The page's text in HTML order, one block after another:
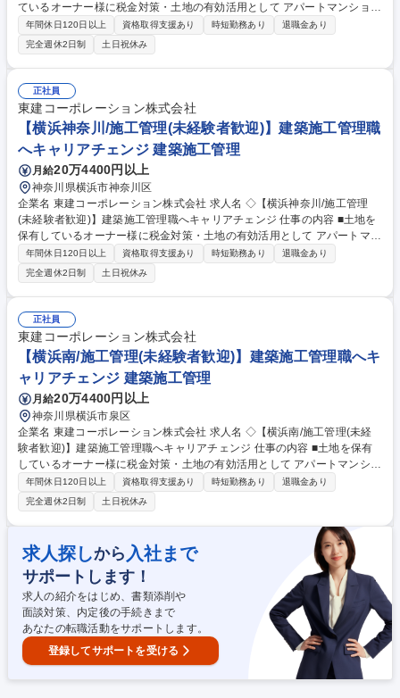
ているオーナー様に税金対策・土地の有効活用として アパートマンション
の提案を行う当社。自社物件の賃貸マンション/ アパート/貸店舗等におけ
る施工管理業務全般をお任せします。 ※未経験歓迎 【業務】■賃貸建物
（木造2×4、RCマンション）の建築工事において、元請けの立場として安
全・品質・工程等の現場管理を巡回管理にて実施していただきます（他社
JVは一切ありません）※一部物件により一現場常駐となります■ご経験・
スキルに応じて最適な建設プラン(配置計画)の作成業務および建設費用の
積算業務をご担当いただくこともあります■日々の業務でiPadを使用し施
工管理を支援する同社独自のシステムがあります 募集職種 ◇【湘南/施工
管理(未経験者歓迎)】建築施工管理職へキャリアチェンジ
年間休日120日以上 資格取得支援あり 時短勤務あり
退職金あり
完全週休2日制
土日祝休み
正社員
東建コーポレーション株式会社
【横浜神奈川/施工管理(未経験者歓迎)】建築施工管理職
へキャリアチェンジ 建築施工管理
月給20万4400円以上
神奈川県横浜市神奈川区
企業名 東建コーポレーション株式会社 求人名 ◇【横浜神奈川/施工管理
(未経験者歓迎)】建築施工管理職へキャリアチェンジ 仕事の内容 ■土地を
保有しているオーナー様に税金対策・土地の有効活用として アパートマン
ションの提案を行う当社。自社物件の賃貸マンション/ アパート/貸店舗等
における施工管理業務全般をお任せします。 ※未経験歓迎 【業務】■賃貸
建物（木造2×4、RCマンション）の建築工事において、元請けの立場とし
て安全・品質・工程等の現場管理を巡回管理にて実施していただきます
（他社JVは一切ありません）※一部物件により一現場常駐となります■ご
経験・スキルに応じて最適な建設プラン(配置計画)の作成業務および建設
費用の積算業務をご担当いただくこともあります■日々の業務でiPadを使
用し施工管理を支援する同社独自のシステムがあります 募集職種 ◇【横
浜神奈川/施工管理(未経験者歓迎)】建築施工管理職へキャリアチェンジ
年間休日120日以上 資格取得支援あり 時短勤務あり
退職金あり
完全週休2日制
土日祝休み
正社員
東建コーポレーション株式会社
【横浜南/施工管理(未経験者歓迎)】建築施工管理職へキ
ャリアチェンジ 建築施工管理
月給20万4400円以上
神奈川県横浜市泉区
企業名 東建コーポレーション株式会社 求人名 ◇【横浜南/施工管理(未経
験者歓迎)】建築施工管理職へキャリアチェンジ 仕事の内容 ■土地を保有
しているオーナー様に税金対策・土地の有効活用として アパートマンショ
ンの提案を行う当社。自社物件の賃貸マンション/ アパート/貸店舗等にお
ける施工管理業務全般をお任せします。 ※未経験歓迎 【業務】■賃貸建物
（木造2×4、RCマンション）の建築工事において、元請けの立場として安
全・品質・工程等の現場管理を巡回管理にて実施していただきます（他社
JVは一切ありません）※一部物件により一現場常駐となります■ご経験・
スキルに応じて最適な建設プラン(配置計画)の作成業務および建設費用の
積算業務をご担当いただくこともあります■日々の業務でiPadを使用し施
工管理を支援する同社独自のシステムがあります 募集職種 ◇【横浜南/施
工管理(未経験者歓迎)】建築施工管理職へキャリアチェンジ
年間休日120日以上 資格取得支援あり 時短勤務あり
退職金あり
完全週休2日制
土日祝休み
求人探しから 入社まで
サポートします！
求人の紹介をはじめ、書類添削や
面談対策、内定後の手続きまで
あなたの転職活動をサポートします。
登録してサポートを受ける